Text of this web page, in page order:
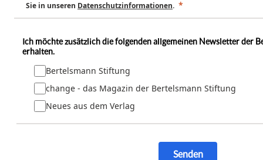
Sie in unseren Datenschutzinformationen.
Ich möchte zusätzlich die folgenden allgemeinen Newsletter der
erhalten.
Bertelsmann Stiftung
change - das Magazin der Bertelsmann Stiftung
Neues aus dem Verlag
Senden